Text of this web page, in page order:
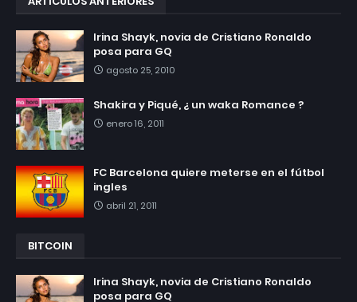
Irina Shayk, novia de Cristiano Ronaldo
posa para GQ
agosto 25, 2010
Shakira y Piqué, ¿ un waka Romance ?
enero 16, 2011
FC Barcelona quiere meterse en el fútbol
ingles
abril 21, 2011
BITCOIN
Irina Shayk, novia de Cristiano Ronaldo
posa para GQ